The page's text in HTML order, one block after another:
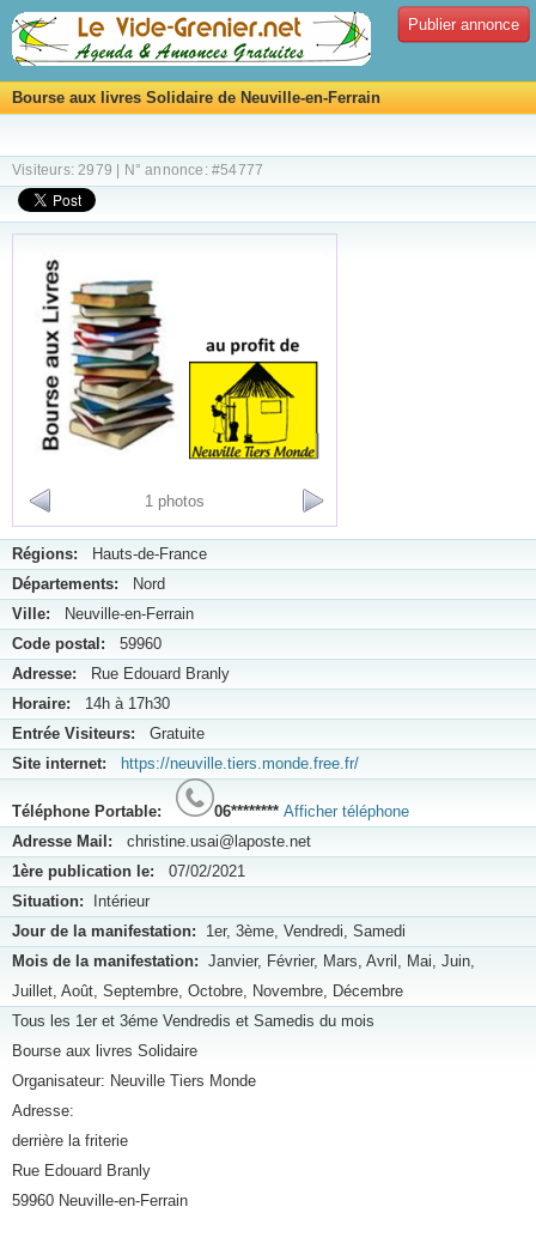
Publier annonce
Bourse aux livres Solidaire de Neuville-en-Ferrain
Visiteurs: 2979 | N° annonce: #54777
1 photos
Régions: Hauts-de-France
Départements: Nord
Ville: Neuville-en-Ferrain
Code postal: 59960
Adresse: Rue Edouard Branly
Horaire: 14h à 17h30
Entrée Visiteurs: Gratuite
Site internet:
https://neuville.tiers.monde.free.fr/
Téléphone Portable: 06******** Afficher téléphone
Adresse Mail: christine.usai@laposte.net
1ère publication le: 07/02/2021
Situation: Intérieur
Jour de la manifestation: 1er, 3ème, Vendredi, Samedi
Mois de la manifestation: Janvier, Février, Mars, Avril, Mai, Juin,
Juillet, Août, Septembre, Octobre, Novembre, Décembre
Tous les 1er et 3éme Vendredis et Samedis du mois
Bourse aux livres Solidaire
Organisateur: Neuville Tiers Monde
Adresse:
derrière la friterie
Rue Edouard Branly
59960 Neuville-en-Ferrain